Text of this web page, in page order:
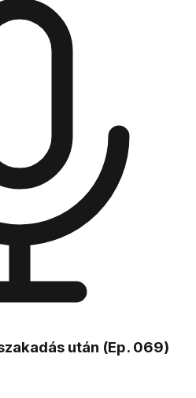
után (Ep. 069)